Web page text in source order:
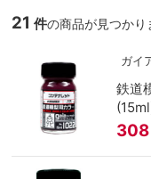
21 件の商品が見つかり
ガイ
鉄道
308